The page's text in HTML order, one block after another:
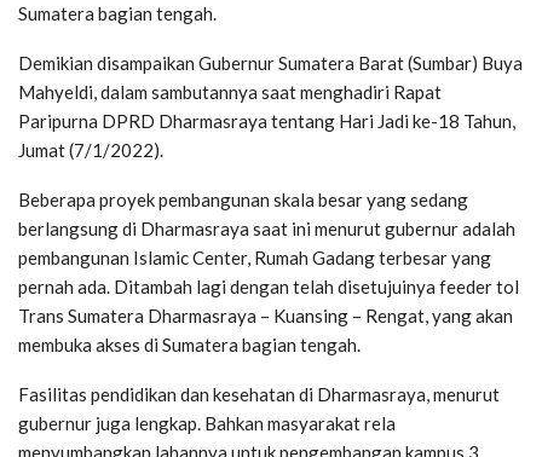
Sumatera bagian tengah.
Demikian disampaikan Gubernur Sumatera Barat (Sumbar) Buya
Mahyeldi, dalam sambutannya saat menghadiri Rapat
Paripurna DPRD Dharmasraya tentang Hari Jadi ke-18 Tahun,
Jumat (7/1/2022).
Beberapa proyek pembangunan skala besar yang sedang
berlangsung di Dharmasraya saat ini menurut gubernur adalah
pembangunan Islamic Center, Rumah Gadang terbesar yang
pernah ada. Ditambah lagi dengan telah disetujuinya feeder tol
Trans Sumatera Dharmasraya – Kuansing – Rengat, yang akan
membuka akses di Sumatera bagian tengah.
Fasilitas pendidikan dan kesehatan di Dharmasraya, menurut
gubernur juga lengkap. Bahkan masyarakat rela
menyumbangkan lahannya untuk pengembangan kampus 3